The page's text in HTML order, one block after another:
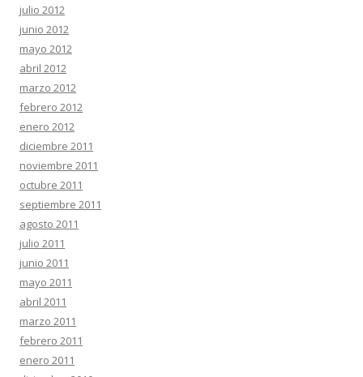
julio 2012
junio 2012
mayo 2012
abril 2012
marzo 2012
febrero 2012
enero 2012
diciembre 2011
noviembre 2011
octubre 2011
septiembre 2011
agosto 2011
julio 2011
junio 2011
mayo 2011
abril 2011
marzo 2011
febrero 2011
enero 2011